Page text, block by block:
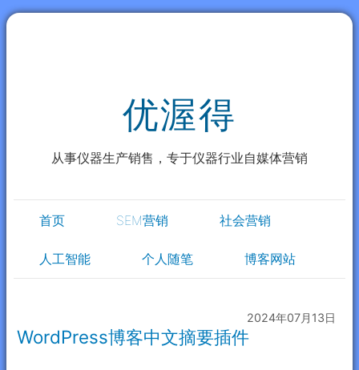
优渥得
从事仪器生产销售，专于仪器行业自媒体营销
首页 SEM营销 社会营销
人工智能 个人随笔 博客网站
2024年07月13日
WordPress博客中文摘要插件